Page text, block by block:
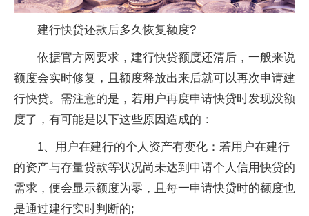
建行快贷还款后多久恢复额度?
依据官方网要求，建行快贷额度还清后，一般来说
额度会实时修复，且额度释放出来后就可以再次申请建
行快贷。需注意的是，若用户再度申请快贷时发现没额
度了，有可能是以下这些原因造成的：
1、用户在建行的个人资产有变化：若用户在建行
的资产与存量贷款等状况尚未达到申请个人信用快贷的
需求，便会显示额度为零，且每一申请快贷时的额度也
是通过建行实时判断的;